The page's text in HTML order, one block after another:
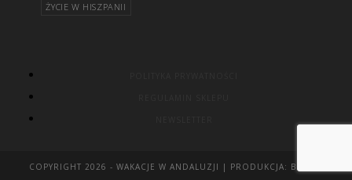
ŻYCIE W HISZPANII
COPYRIGHT 2026 - WAKACJE W ANDALUZJI | PRODUKCJA: BOTAK!